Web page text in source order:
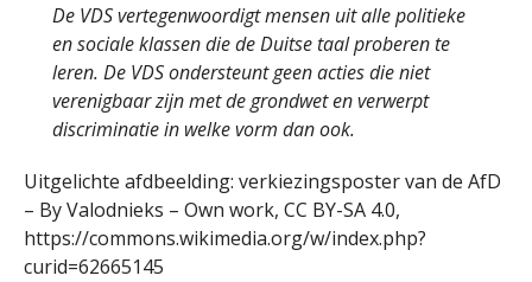
De VDS vertegenwoordigt mensen uit alle politieke
en sociale klassen die de Duitse taal proberen te
leren. De VDS ondersteunt geen acties die niet
verenigbaar zijn met de grondwet en verwerpt
discriminatie in welke vorm dan ook.
Uitgelichte afdbeelding: verkiezingsposter van de AfD
– By Valodnieks – Own work, CC BY-SA 4.0,
https://commons.wikimedia.org/w/index.php?
curid=62665145